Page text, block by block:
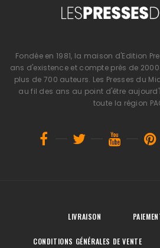
Fondée en 1981, la maison d'Edition
ans d'existence et compte près de
plus de 700 auteurs. Les Presses du
au fil des ans au point d'être
toute la région
LIVRAISON
CONDITIONS GÉNÉRALES DE VENTE